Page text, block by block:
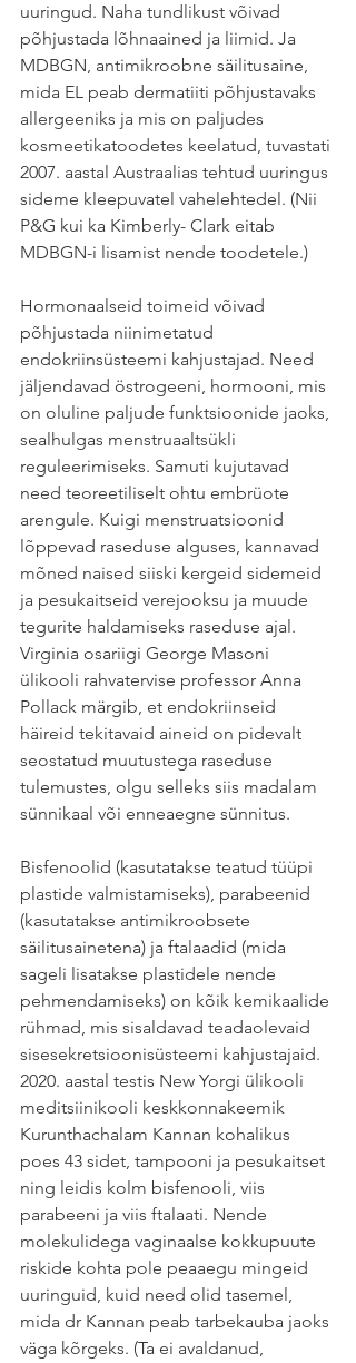
uuringud. Naha tundlikust võivad
põhjustada lõhnaained ja liimid. Ja
MDBGN, antimikroobne säilitusaine,
mida EL peab dermatiiti põhjustavaks
allergeeniks ja mis on paljudes
kosmeetikatoodetes keelatud, tuvastati
2007. aastal Austraalias tehtud uuringus
sideme kleepuvatel vahelehtedel. (Nii
P&G kui ka Kimberly- Clark eitab
MDBGN-i lisamist nende toodetele.)
Hormonaalseid toimeid võivad
põhjustada niinimetatud
endokriinsüsteemi kahjustajad. Need
jäljendavad östrogeeni, hormooni, mis
on oluline paljude funktsioonide jaoks,
sealhulgas menstruaaltsükli
reguleerimiseks. Samuti kujutavad
need teoreetiliselt ohtu embrüote
arengule. Kuigi menstruatsioonid
lõppevad raseduse alguses, kannavad
mõned naised siiski kergeid sidemeid
ja pesukaitseid verejooksu ja muude
tegurite haldamiseks raseduse ajal.
Virginia osariigi George Masoni
ülikooli rahvatervise professor Anna
Pollack märgib, et endokriinseid
häireid tekitavaid aineid on pidevalt
seostatud muutustega raseduse
tulemustes, olgu selleks siis madalam
sünnikaal või enneaegne sünnitus.
Bisfenoolid (kasutatakse teatud tüüpi
plastide valmistamiseks), parabeenid
(kasutatakse antimikroobsete
säilitusainetena) ja ftalaadid (mida
sageli lisatakse plastidele nende
pehmendamiseks) on kõik kemikaalide
rühmad, mis sisaldavad teadaolevaid
sisesekretsioonisüsteemi kahjustajaid.
2020. aastal testis New Yorgi ülikooli
meditsiinikooli keskkonnakeemik
Kurunthachalam Kannan kohalikus
poes 43 sidet, tampooni ja pesukaitset
ning leidis kolm bisfenooli, viis
parabeeni ja viis ftalaati. Nende
molekulidega vaginaalse kokkupuute
riskide kohta pole peaaegu mingeid
uuringuid, kuid need olid tasemel,
mida dr Kannan peab tarbekauba jaoks
väga kõrgeks. (Ta ei avaldanud,